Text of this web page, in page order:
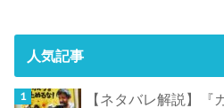
人気記事
【ネタバレ解説】『